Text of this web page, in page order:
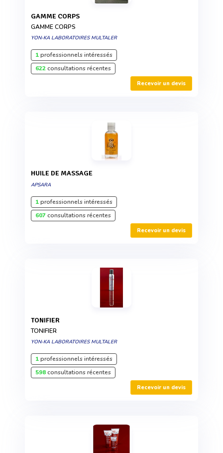
GAMME CORPS
GAMME CORPS
YON-KA LABORATOIRES MULTALER
1professionnels intéressés
622consultations récentes
Recevoir un devis
HUILE DE MASSAGE
APSARA
1professionnels intéressés
607consultations récentes
Recevoir un devis
TONIFIER
TONIFIER
YON-KA LABORATOIRES MULTALER
1professionnels intéressés
598consultations récentes
Recevoir un devis